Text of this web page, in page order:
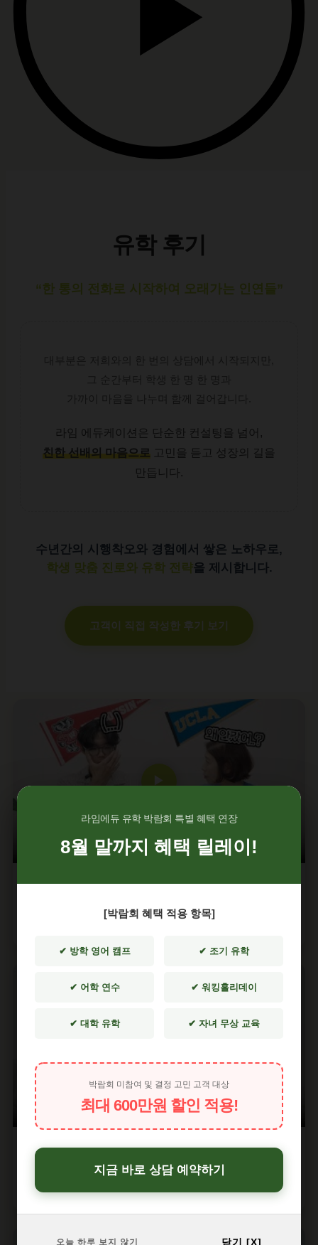
유학 후기
“한 통의 전화로 시작하여 오래가는 인연들”
라임 에듀케이션은 단순한 컨설팅을 넘어,
친한 선배의 마음으로 고민을 듣고 성장의 길을
만듭니다.
수년간의 시행착오와 경험에서 쌓은 노하우로,
학생 맞춤 진로와 유학 전략을 제시합니다.
고객이 직접 작성한 후기 보기
▶
성공사례 01
"영국 약대 합격 포기, UBC 비즈니스 선택한 이유"
성공사례 02
"영어 제로에서 토론토대 라이프사이언스 입학까지"
솔직 담백한 리얼 후기, 늦은 시작은 없습니다
라임에듀 유학 박람회 특별 혜택 연장
8월 말까지 혜택 릴레이!
[박람회 혜택 적용 항목]
✔ 방학 영어 캠프 ✔ 조기 유학
✔ 어학 연수 ✔ 워킹홀리데이
✔ 대학 유학 ✔ 자녀 무상 교육
박람회 미참여 및 결정 고민 고객 대상
최대 600만원 할인 적용!
지금 바로 상담 예약하기
오늘 하루 보지 않기 닫기 [X]